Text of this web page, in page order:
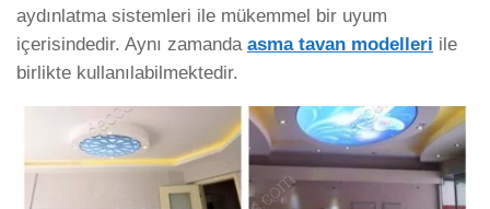
aydınlatma sistemleri ile mükemmel bir uyum
içerisindedir. Aynı zamanda asma tavan modelleri ile
birlikte kullanılabilmektedir.